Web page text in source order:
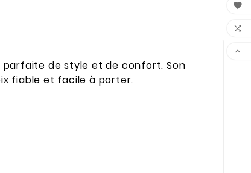
parfaite de style et de confort. Son
fiable et facile à porter.


